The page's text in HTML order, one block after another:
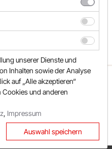
TEAM
FAQ
SHOPS
NEUESTE GUTSCHEINE
EXKLUSIVE GUTSCHEINE
unserer Dienste und
Inhalten sowie der Analyse
auf „Alle akzeptieren“
und anderen
, Impressum
Auswahl speichern